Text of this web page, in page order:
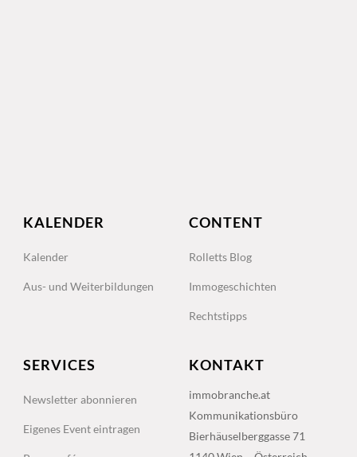
KALENDER
Kalender
Aus- und Weiterbildungen
CONTENT
Rolletts Blog
Immogeschichten
Rechtstipps
SERVICES
Newsletter abonnieren
Eigenes Event eintragen
KONTAKT
immobranche.at
Kommunikationsbüro
Bierhäuselberggasse 71